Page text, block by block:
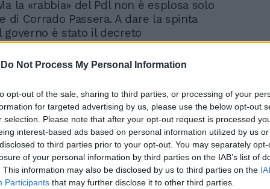
Do Not Process My Personal Information
opt-out of the sale, sharing to third parties, or processing of your
for targeted advertising by us, please use the below opt-out
selection. Please note that after your opt-out request is processed
interest-based ads based on personal information utilized by us
to third parties prior to your opt-out. You may separately
of your personal information by third parties on the IAB’s list of
This information may also be disclosed by us to third parties on the
Participants that may further disclose it to other third parties.
la «rabbia» del Pdl non è esplosa solo
di Corrado Passera. A dare la spinta
governo è stato il decreto
che Berlusconi vede come il
Così, dopo aver deciso di scendere
ieri ha sferrato l'attacco a Monti.
fiume del pomeriggio a palazzo
di quello di mercoledì) il Cavaliere
le sue intenzioni, sottolineando i pro
sua scelta, ormai quasi irrevocabile.
amarezza e delusione per i
che per paura di perdere un seggio
corsa sulla zattera del Pdl alla deriva
di rinnegarlo. Berlusconi è